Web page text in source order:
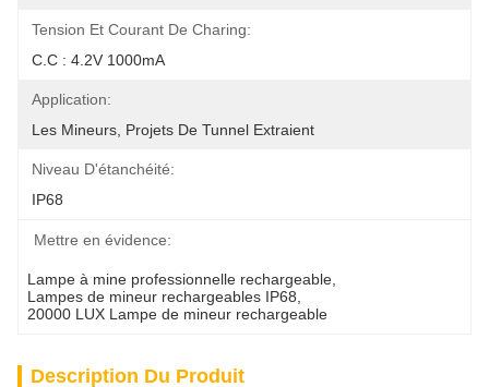
Tension Et Courant De Charing:
C.C : 4.2V 1000mA
Application:
Les Mineurs, Projets De Tunnel Extraient
Niveau D'étanchéité:
IP68
Mettre en évidence:
Lampe à mine professionnelle rechargeable
Lampes de mineur rechargeables IP68
20000 LUX Lampe de mineur rechargeable
Description Du Produit